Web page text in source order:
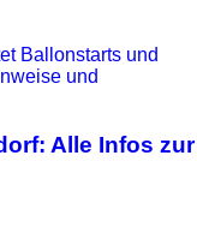
Alle Infos zur